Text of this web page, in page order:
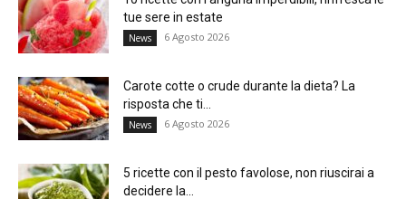
tue sere in estate
News 6 Agosto 2026
Carote cotte o crude durante la dieta? La
risposta che ti...
News 6 Agosto 2026
5 ricette con il pesto favolose, non riuscirai a
decidere la...